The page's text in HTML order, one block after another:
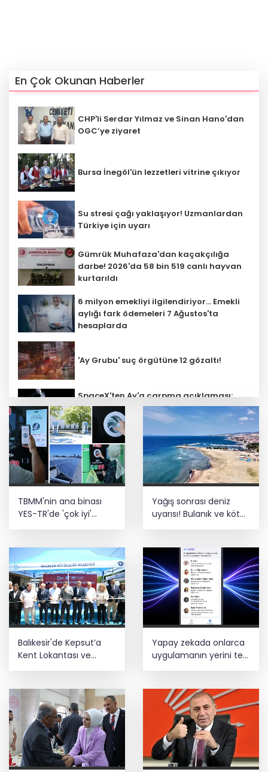
En Çok Okunan Haberler
CHP'li Serdar Yılmaz ve Sinan Hano'dan
OGC’ye ziyaret
Bursa İnegöl'ün lezzetleri vitrine çıkıyor
Su stresi çağı yaklaşıyor! Uzmanlardan
Türkiye için uyarı
Gümrük Muhafaza'dan kaçakçılığa
darbe! 2026'da 58 bin 519 canlı hayvan
kurtarıldı
6 milyon emekliyi ilgilendiriyor... Emekli
aylığı fark ödemeleri 7 Ağustos'ta
hesaplarda
'Ay Grubu' suç örgütüne 12 gözaltı!
SpaceX'ten Ay'a çarpma açıklaması:
Sorumlu uzay operasyonları için
çalışıyoruz
Bozcaada mercan resifleri için koruma
seferberliği... 180 deniz canlısı türü kayıt
altına alındı
Türk F-16'ları NATO görevi için
Estonya'da... MSB yerli savunma
sistemleriyle güçleniyor
ediyor... Hudutlarda 490 kişi yakalandı
TBMM'nin ana binası
YES-TR'de 'çok iyi'
Yağış sonrası deniz
uyarısı! Bulanık ve kötü
Balıkesir'de Kepsut’a
Kent Lokantası ve
altyapı desteği
Yapay zekada onlarca
uygulamanın yerini tek
asistan alabilir